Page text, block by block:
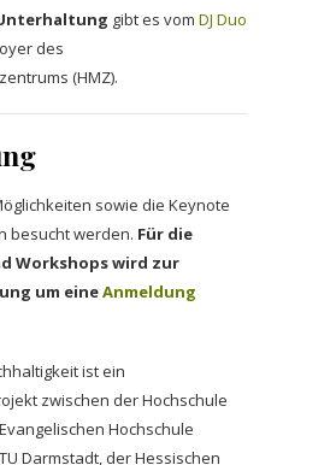
gibt es vom DJ Duo
des
(HMZ).
sowie die Keynote
besucht werden. Für die
Workshops wird zur
um eineAnmeldung
ist ein
zwischen der Hochschule
Hochschule
Darmstadt, der Hessischen